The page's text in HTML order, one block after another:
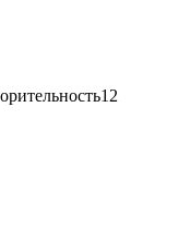
12